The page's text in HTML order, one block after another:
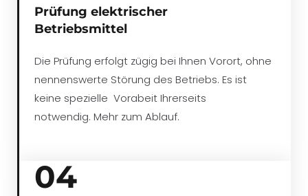
Prüfung elektrischer
Betriebsmittel
Die Prüfung erfolgt zügig bei Ihnen Vorort, ohne
nennenswerte Störung des Betriebs. Es ist
keine spezielle Vorabeit Ihrerseits
notwendig. Mehr zum Ablauf.
04